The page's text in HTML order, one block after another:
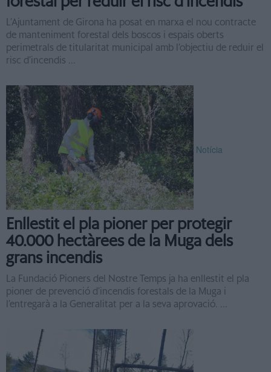
L’Ajuntament de Girona ha posat en marxa el nou contracte
de manteniment forestal dels boscos i espais oberts
perimetrals de titularitat municipal amb l’objectiu de reduir el
risc d’incendis ...
Notícia
Enllestit el pla pioner per protegir
40.000 hectàrees de la Muga dels
grans incendis
La Fundació Pioners del Nostre Temps ja ha enllestit el pla
pioner de prevenció d’incendis forestals de la Muga i
l’entregarà a la Generalitat per a la seva aprovació. ...